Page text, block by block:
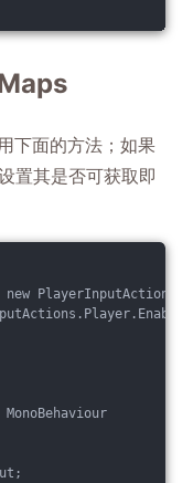
下面的方法；如果
置其是否可获取即
new